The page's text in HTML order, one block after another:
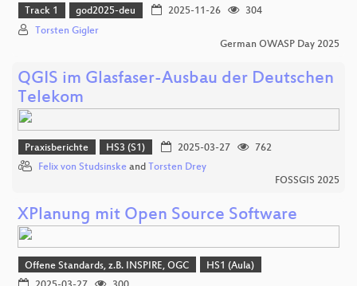
Track 1 god2025-deu 2025-11-26
304
Torsten Gigler
German OWASP Day 2025
QGIS im Glasfaser-Ausbau der Deutschen
Telekom
Praxisberichte HS3 (S1) 2025-03-27
762
Felix von Studsinske and Torsten Drey
FOSSGIS 2025
XPlanung mit Open Source Software
Offene Standards, z.B. INSPIRE, OGC
HS1 (Aula)